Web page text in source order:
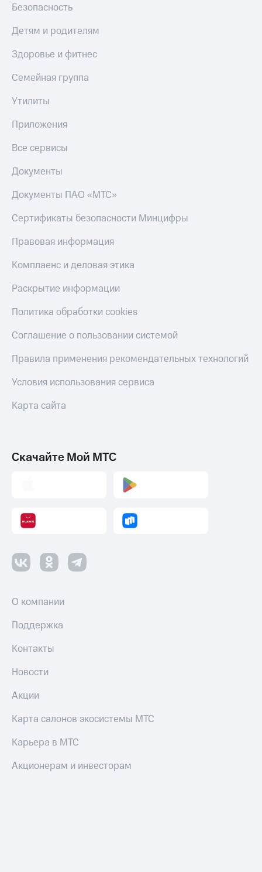
Безопасность
Детям и родителям
Здоровье и фитнес
Семейная группа
Утилиты
Приложения
Все сервисы
Документы
Документы ПАО «МТС»
Сертификаты безопасности Минцифры
Правовая информация
Комплаенс и деловая этика
Раскрытие информации
Политика обработки cookies
Соглашение о пользовании системой
Правила применения рекомендательных технологий
Условия использования сервиса
Карта сайта
Скачайте Мой МТС
О компании
Поддержка
Контакты
Новости
Акции
Карта салонов экосистемы МТС
Карьера в МТС
Акционерам и инвесторам